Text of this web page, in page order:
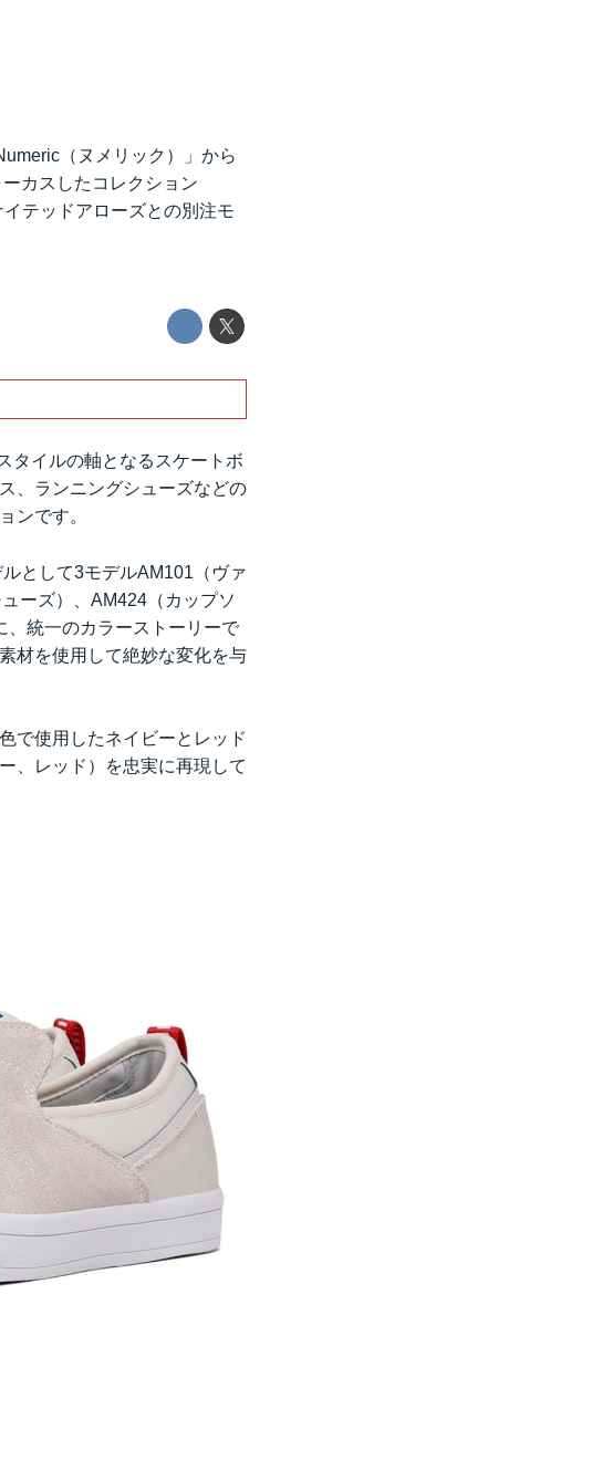
（ヌメリック）」から
カスしたコレクション
テッドアローズとの別注モ
タイルの軸となるスケートボ
、ランニングシューズなどの
ンです。
として3モデルAM101（ヴァ
ーズ）、AM424（カップソ
、統一のカラーストーリーで
材を使用して絶妙な変化を与
で使用したネイビーとレッド
、レッド）を忠実に再現して